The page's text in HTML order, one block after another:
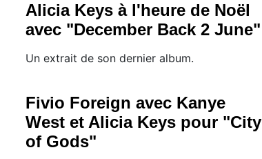
Alicia Keys à l'heure de Noël
avec "December Back 2 June"
Un extrait de son dernier album.
Fivio Foreign avec Kanye
West et Alicia Keys pour "City
of Gods"